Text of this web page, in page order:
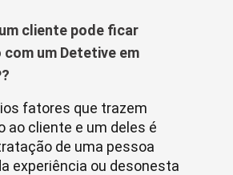
cliente pode ficar
um Detetive em
fatores que trazem
ao cliente e um deles é
de uma pessoa
experiência ou desonesta